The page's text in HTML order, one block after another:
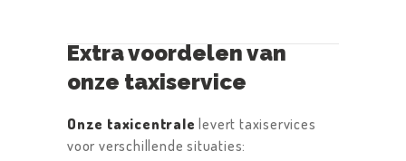
Extra voordelen van
onze taxiservice
Onze taxicentrale levert taxiservices
voor verschillende situaties: